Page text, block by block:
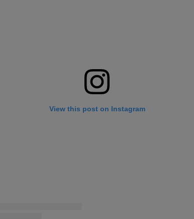
View this post on Instagram